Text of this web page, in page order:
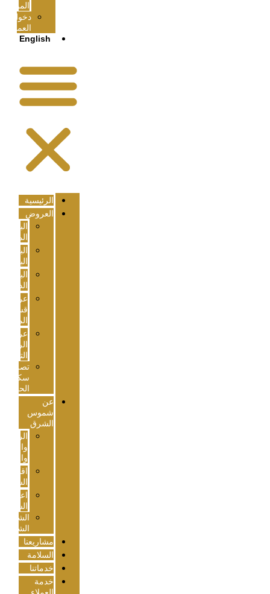
الموظفين
دخول
العملاء
English
الرئيسية
العروض
الباقة
الماسية
الباقة
البلاتينية
الباقة
الذهبية
عروض
قسم
المساحة
عروض
الرخص
التجارية
تصريح
سكن
الحجاج
عن
شموس
الشرق
الرسالة
والرؤية
والأهداف
اقسام
الشركة
اعتمادات
الشركة
الشركات
الشقيقة
مشاريعنا
السلامة
خدماتنا
خدمة